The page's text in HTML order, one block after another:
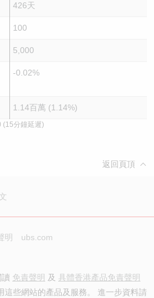
426天
100
5,000
-0.02%
1.14百萬 (1.14%)
(15分鐘延遲)
返回頁頂
明 ubs.com
免責聲明 及 具體香港產品免責聲明
這些網站的產品及服務。 進一步資料請